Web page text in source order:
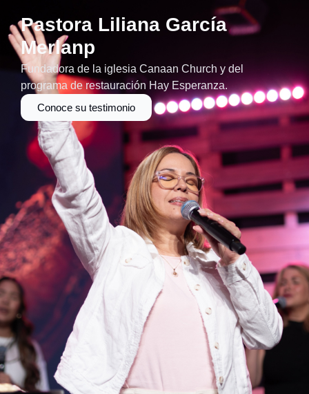
Pastora Liliana García
Merlanp
Fundadora de la iglesia Canaan Church y del
programa de restauración Hay Esperanza.
Conoce su testimonio